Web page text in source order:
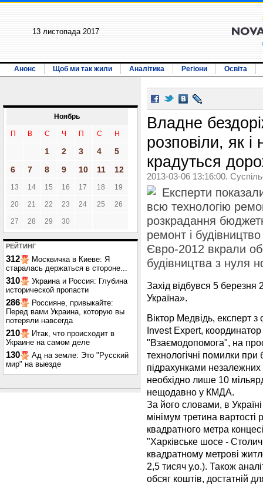
13 листопада 2017
Анонс Щоб ми так жили Аналітика Регіони Освіта
Ноябрь
П В С Ч П С Н
1 2 3 4
5
6
7 8 9 10 11 12
13 14 15 16 17 18 19
20 21 22 23 24 25 26
27 28 29 30
РЕЙТИНГ
312
Москвичка в Киеве: Я
старалась держаться в стороне...
310
Украина и Россия: Глубина
исторической пропасти
286
Россияне, привыкайте:
Перед вами Украина, которую вы
потеряли навсегда
210
Итак, что происходит в
Украине на самом деле
130
Ад на земле: Это "Русский
мир" на выезде
Владне
розповіли, як і
крадуться
2013-03-06 13:16:00.
Експерти
всю технологію
розкрадання
ремонт і
Євро-2012 вкрали
будівництва з нуля
Захід відбувся 5 березня
Україна».
Віктор Медвідь, експерт з
Invest Expert,
"Взаємодопомога", на
технологічні помилки при
підрахунками незалежних
необхідно лише 10
нещодавно у КМДА.
За його словами, в
мінімум третина вартості
квадратного метра
"Харківське шосе -
квадратному метрові
2,5 тисяч у.о.). Також
обсяг коштів, достатній